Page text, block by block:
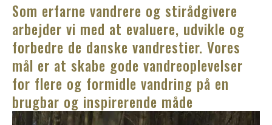
Som erfarne vandrere og stirådgivere
arbejder vi med at evaluere, udvikle og
forbedre de danske vandrestier. Vores
mål er at skabe gode vandreoplevelser
for flere og formidle vandring på en
brugbar og inspirerende måde